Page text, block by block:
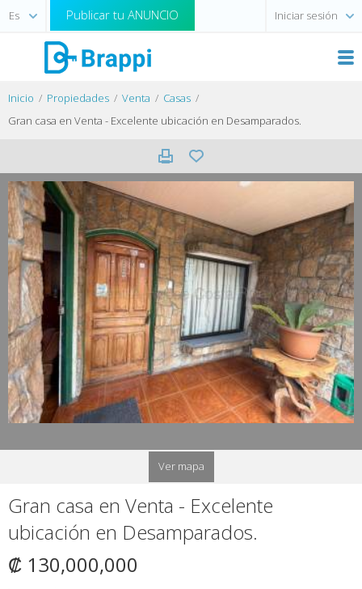
Publicar tu ANUNCIO Iniciar sesión
Inicio Propiedades Venta
Casas
Gran casa en Venta - Excelente ubicación en Desamparados.
Ver mapa
Gran casa en Venta - Excelente
ubicación en Desamparados.
₡ 130,000,000